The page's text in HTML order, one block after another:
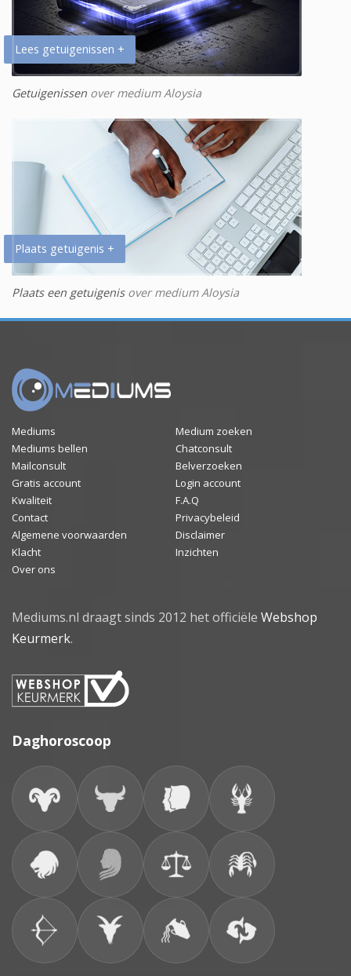
Lees getuigenissen +
Getuigenissen over medium Aloysia
Plaats getuigenis +
Plaats een getuigenisover medium Aloysia
Mediums
Medium zoeken
Mediums bellen
Chatconsult
Mailconsult
Belverzoeken
Gratis account
Login account
Kwaliteit
F.A.Q
Contact
Privacybeleid
Algemene voorwaarden
Disclaimer
Klacht
Inzichten
Over ons
Mediums.nl draagt sinds 2012 het officiële Webshop
Keurmerk.
Daghoroscoop